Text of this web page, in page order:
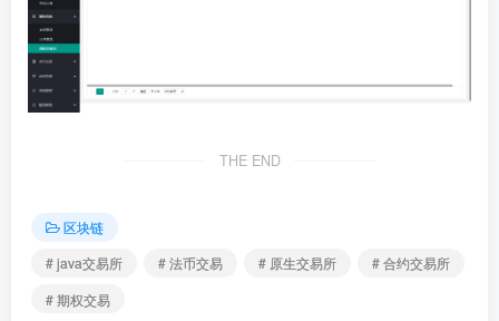
THE END
区块链
# java交易所
# 法币交易 # 原生交易所
# 合约交易所
# 期权交易